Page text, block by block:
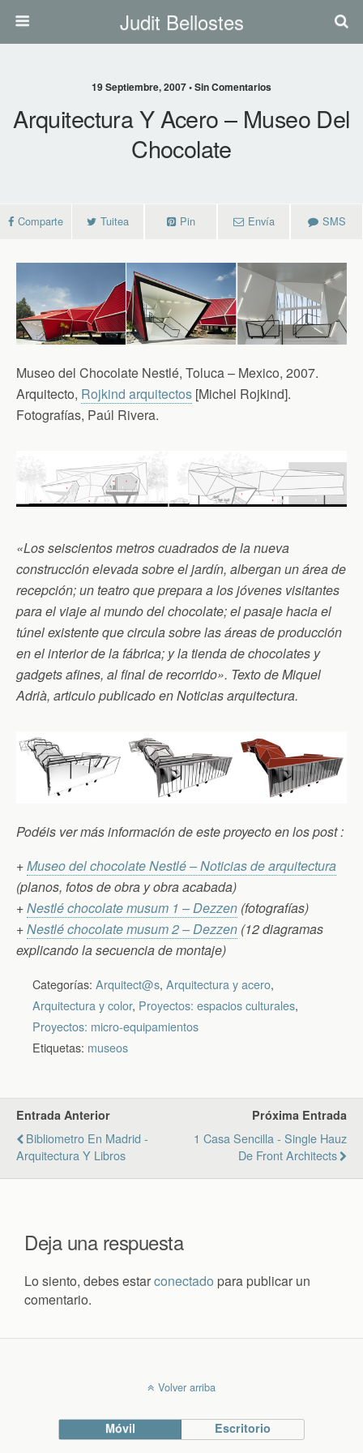
Judit Bellostes
19 Septiembre, 2007 • Sin Comentarios
Arquitectura Y Acero – Museo Del
Chocolate
Comparte Tuitea Pin Envía SMS
Museo del Chocolate Nestlé, Toluca – Mexico, 2007.
Arquitecto, Rojkind arquitectos [Michel Rojkind].
Fotografías, Paúl Rivera.
«Los seiscientos metros cuadrados de la nueva
construcción elevada sobre el jardín, albergan un área de
recepción; un teatro que prepara a los jóvenes visitantes
para el viaje al mundo del chocolate; el pasaje hacia el
túnel existente que circula sobre las áreas de producción
en el interior de la fábrica; y la tienda de chocolates y
gadgets afines, al final de recorrido». Texto de Miquel
Adrià, articulo publicado en Noticias arquitectura.
Podéis ver más información de este proyecto en los post :
+Museo del chocolate Nestlé – Noticias de arquitectura
(planos, fotos de obra y obra acabada)
+Nestlé chocolate musum 1 – Dezzen (fotografías)
+Nestlé chocolate musum 2 – Dezzen (12 diagramas
explicando la secuencia de montaje)
Categorías: Arquitect@s, Arquitectura y acero,
Arquitectura y color, Proyectos: espacios culturales,
Proyectos: micro-equipamientos
Etiquetas: museos
Entrada Anterior
Bibliometro En Madrid -
Arquitectura Y Libros
Próxima Entrada
1 Casa Sencilla - Single Hauz
De Front Architects
Deja una respuesta
Lo siento, debes estarconectado para publicar un
comentario.
Volver arriba
Móvil Escritorio